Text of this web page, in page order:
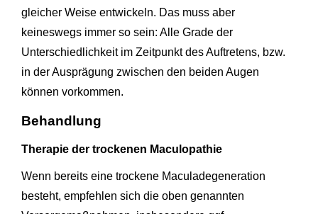
gleicher Weise entwickeln. Das muss aber
keineswegs immer so sein: Alle Grade der
Unterschiedlichkeit im Zeitpunkt des Auftretens, bzw.
in der Ausprägung zwischen den beiden Augen
können vorkommen.
Behandlung
Therapie der trockenen Maculopathie
Wenn bereits eine trockene Maculadegeneration
besteht, empfehlen sich die oben genannten